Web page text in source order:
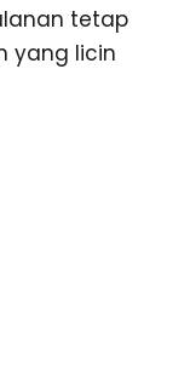
tetap
yang licin